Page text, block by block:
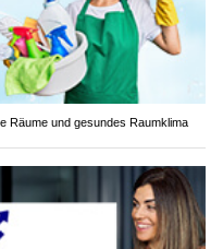
Räume und gesundes Raumklima